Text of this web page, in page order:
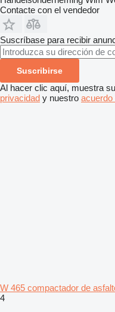
Contacte con el vendedor
Suscríbase para recibir
Suscribirse
Al hacer clic aquí, muestra
privacidad y nuestro acuerdo
W 465 compactador de
4